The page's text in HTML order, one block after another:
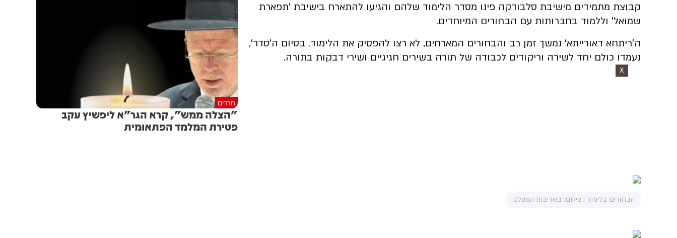
קבוצת מתמידים מישיבת סלבודקה פינו מסדר הלימוד שלהם והגיעו להתארח בישיבת 'תפארת
שמואל' וללמוד בחברותות עם הבחורים המיוחדים.
ה'ריתחא דאורייתא' נמשך זמן רב והבחורים המארחים, לא רצו להפסיק את הלימוד. בסיום ה'סדר',
נעמדו כולם יחד לשירה וריקודים לכבודה של תורה בשירים חגיגיים ושירי דבקות בתורה.
X
הבחורים בלימוד | צילום: באדיבות המצלם
חרדים
"הצלה ממש", קרא הגר"א ליפשיץ עקב
פטירת המלמד הפתאומית